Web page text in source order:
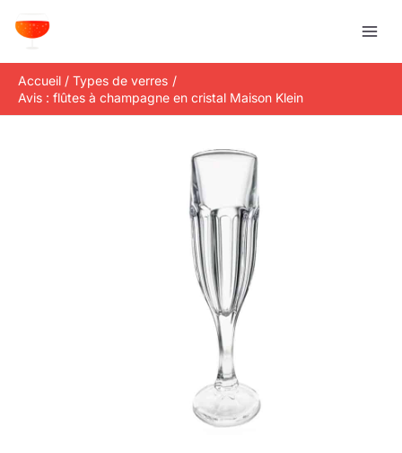
Accueil
Types de verres
Avis : flûtes à champagne en cristal Maison Klein
e
c
h
e